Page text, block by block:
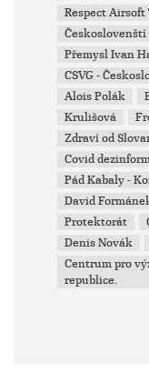
Respect Airsoft
Českoslovenští
Přemysl Ivan
CSVG -
Alois Polák
Krulišová
Zdraví od
Covid
Pád Kabaly -
David
Protektorát
Denis Novák
Centrum pro
republice.